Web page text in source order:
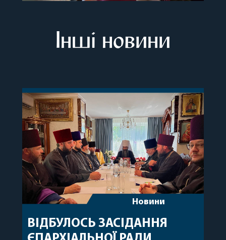
Інші новини
Новини
ВІДБУЛОСЬ ЗАСІДАННЯ